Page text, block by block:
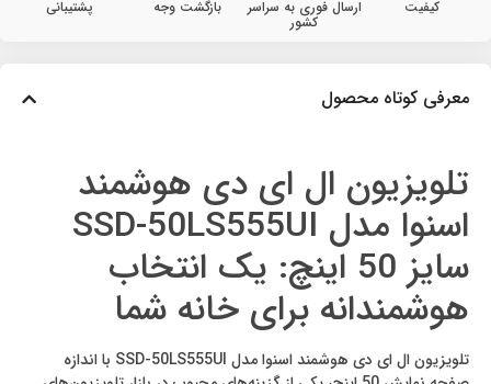
کیفیت ارسال فوری به سراسر
کشور
بازگشت وجه پشتیبانی
معرفی کوتاه محصول
تلویزیون ال ای دی هوشمند
اسنوا مدل SSD-50LS555UI
سایز 50 اینچ: یک انتخاب
هوشمندانه برای خانه شما
تلویزیون ال ای دی هوشمند اسنوا مدل SSD-50LS555UI با اندازه